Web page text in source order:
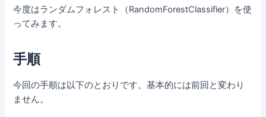
今度はランダムフォレスト（RandomForestClassifier）を使
ってみます。
手順
今回の手順は以下のとおりです。基本的には前回と変わり
ません。